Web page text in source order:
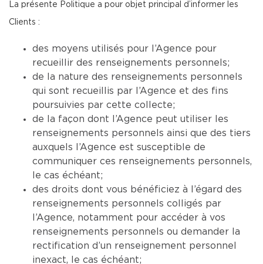
La présente Politique a pour objet principal d’informer les
Clients :
des moyens utilisés pour l’Agence pour
recueillir des renseignements personnels;
de la nature des renseignements personnels
qui sont recueillis par l’Agence et des fins
poursuivies par cette collecte;
de la façon dont l’Agence peut utiliser les
renseignements personnels ainsi que des tiers
auxquels l’Agence est susceptible de
communiquer ces renseignements personnels,
le cas échéant;
des droits dont vous bénéficiez à l’égard des
renseignements personnels colligés par
l’Agence, notamment pour accéder à vos
renseignements personnels ou demander la
rectification d’un renseignement personnel
inexact, le cas échéant;